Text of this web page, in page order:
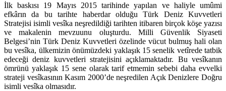
İlk baskısı 19 Mayıs 2015 tarihinde yapılan ve haliyle umûmi
efkârın da bu tarihte haberdar olduğu Türk Deniz Kuvvetleri
Stratejisi isimli vesîka neşredildiği tarihten itibaren birçok köşe yazısı
ve makalenin mevzuunu oluşturdu. Milli Güvenlik Siyaseti
Belgesi’nin Türk Deniz Kuvvetleri özelinde vücut bulmuş hali olan
bu vesîka, ülkemizin önümüzdeki yaklaşık 15 senelik vetîrede tatbik
edeceği deniz kuvvetleri stratejisini açıklamaktadır. Bu vesîkanın
ömrünü yaklaşık 15 sene olarak tarif etmemin sebebi daha evvelki
strateji vesîkasının Kasım 2000’de neşredilen Açık Denizlere Doğru
isimli vesîka olmasıdır.